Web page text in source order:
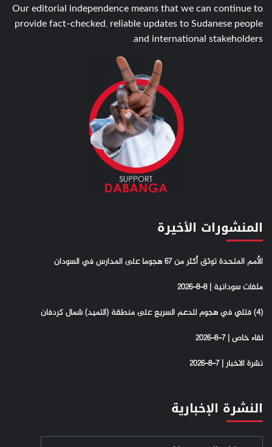
Our editorial independence means that we can continue to
provide fact-checked, reliable updates to Sudanese people
and international stakeholders.
المنشورات الأخيرة
الأمم المتحدة توثق أكثر من 67 هجوما على المدارس في السودان
ملفات سودانية | 8-8-2026
(4) فتلي في هجوم للدعم السريع على منطقة (التميد) شمال كردفان
لقاء خاص | 7-8-2026
نشرة الاخبار | 7-8-2026
النشرة الإخبارية